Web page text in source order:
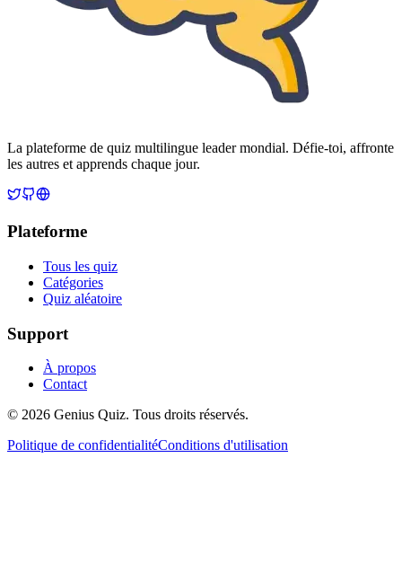
La plateforme de quiz multilingue leader mondial. Défie-toi, affronte
les autres et apprends chaque jour.
Plateforme
Tous les quiz
Catégories
Quiz aléatoire
Support
À propos
Contact
© 2026 Genius Quiz. Tous droits réservés.
Politique de confidentialitéConditions d'utilisation